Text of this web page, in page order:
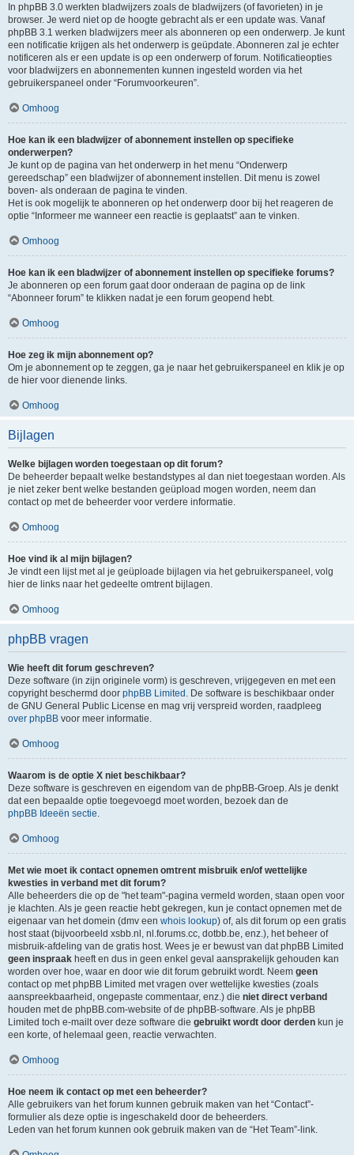
In phpBB 3.0 werkten bladwijzers zoals de bladwijzers (of favorieten) in je
browser. Je werd niet op de hoogte gebracht als er een update was. Vanaf
phpBB 3.1 werken bladwijzers meer als abonneren op een onderwerp. Je kunt
een notificatie krijgen als het onderwerp is geüpdate. Abonneren zal je echter
notificeren als er een update is op een onderwerp of forum. Notificatieopties
voor bladwijzers en abonnementen kunnen ingesteld worden via het
gebruikerspaneel onder “Forumvoorkeuren”.
Omhoog
Hoe kan ik een bladwijzer of abonnement instellen op specifieke
onderwerpen?
Je kunt op de pagina van het onderwerp in het menu “Onderwerp
gereedschap” een bladwijzer of abonnement instellen. Dit menu is zowel
boven- als onderaan de pagina te vinden.
Het is ook mogelijk te abonneren op het onderwerp door bij het reageren de
optie “Informeer me wanneer een reactie is geplaatst” aan te vinken.
Omhoog
Hoe kan ik een bladwijzer of abonnement instellen op specifieke forums?
Je abonneren op een forum gaat door onderaan de pagina op de link
“Abonneer forum” te klikken nadat je een forum geopend hebt.
Omhoog
Hoe zeg ik mijn abonnement op?
Om je abonnement op te zeggen, ga je naar het gebruikerspaneel en klik je op
de hier voor dienende links.
Omhoog
Bijlagen
Welke bijlagen worden toegestaan op dit forum?
De beheerder bepaalt welke bestandstypes al dan niet toegestaan worden. Als
je niet zeker bent welke bestanden geüpload mogen worden, neem dan
contact op met de beheerder voor verdere informatie.
Omhoog
Hoe vind ik al mijn bijlagen?
Je vindt een lijst met al je geüploade bijlagen via het gebruikerspaneel, volg
hier de links naar het gedeelte omtrent bijlagen.
Omhoog
phpBB vragen
Wie heeft dit forum geschreven?
Deze software (in zijn originele vorm) is geschreven, vrijgegeven en met een
copyright beschermd door phpBB Limited . De software is beschikbaar onder
de GNU General Public License en mag vrij verspreid worden, raadpleeg
over phpBB voor meer informatie.
Omhoog
Waarom is de optie X niet beschikbaar?
Deze software is geschreven en eigendom van de phpBB-Groep. Als je denkt
dat een bepaalde optie toegevoegd moet worden, bezoek dan de
phpBB Ideeën sectie.
Omhoog
Met wie moet ik contact opnemen omtrent misbruik en/of wettelijke
kwesties in verband met dit forum?
Alle beheerders die op de "het team"-pagina vermeld worden, staan open voor
je klachten. Als je geen reactie hebt gekregen, kun je contact opnemen met de
eigenaar van het domein (dmv een whois lookup) of, als dit forum op een gratis
host staat (bijvoorbeeld xsbb.nl, nl.forums.cc, dotbb.be, enz.), het beheer of
misbruik-afdeling van de gratis host. Wees je er bewust van dat phpBB Limited
geen inspraak heeft en dus in geen enkel geval aansprakelijk gehouden kan
worden over hoe, waar en door wie dit forum gebruikt wordt. Neem geen
contact op met phpBB Limited met vragen over wettelijke kwesties (zoals
aanspreekbaarheid, ongepaste commentaar, enz.) die niet direct verband
houden met de phpBB.com-website of de phpBB-software. Als je phpBB
Limited toch e-mailt over deze software die gebruikt wordt door derden kun je
een korte, of helemaal geen, reactie verwachten.
Omhoog
Hoe neem ik contact op met een beheerder?
Alle gebruikers van het forum kunnen gebruik maken van het “Contact”-
formulier als deze optie is ingeschakeld door de beheerders.
Leden van het forum kunnen ook gebruik maken van de “Het Team”-link.